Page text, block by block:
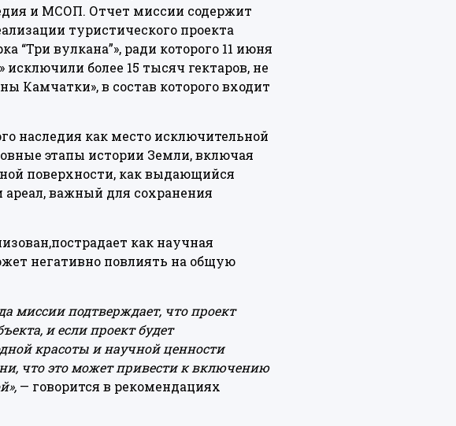
и МСОП. Отчет миссии содержит
туристического проекта
“Три вулкана”», ради которого 11 июня
более 15 тысяч гектаров, не
Камчатки», в состав которого входит
наследия как место исключительной
этапы истории Земли, включая
поверхности, как выдающийся
ареал, важный для сохранения
как научная
негативно повлиять на общую
миссии подтверждает, что проект
и если проект будет
красоты и научной ценности
что это может привести к включению
— говорится в рекомендациях